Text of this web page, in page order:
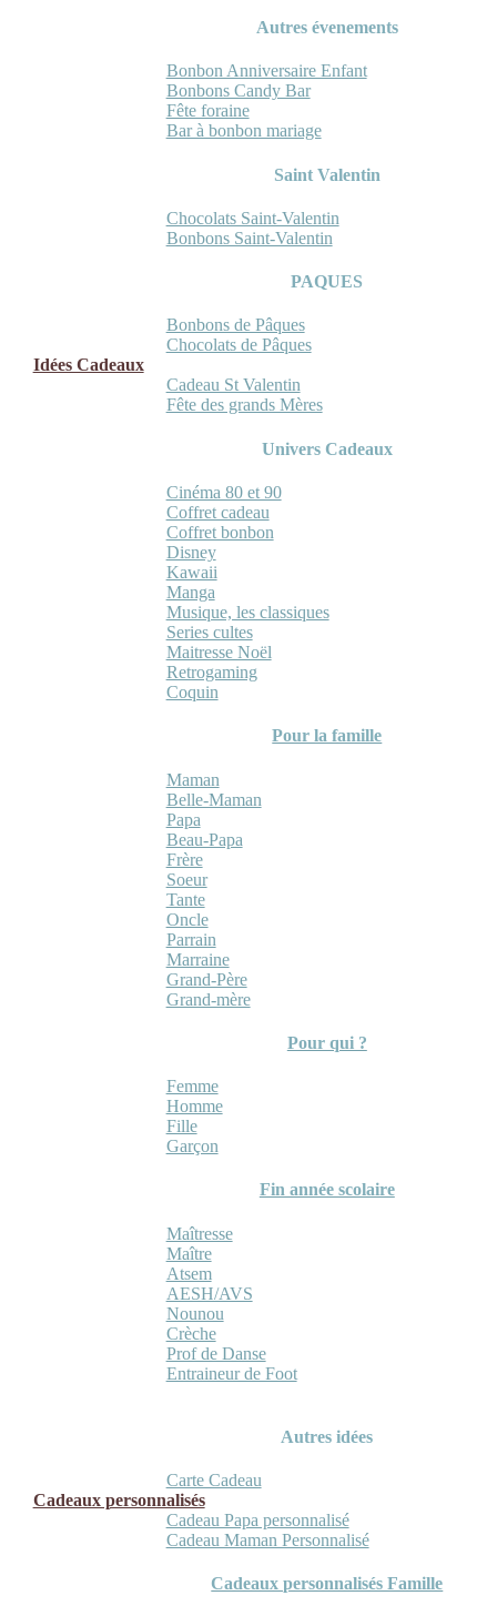
Autres évenements
Bonbon Anniversaire Enfant
Bonbons Candy Bar
Fête foraine
Bar à bonbon mariage
Saint Valentin
Chocolats Saint-Valentin
Bonbons Saint-Valentin
PAQUES
Bonbons de Pâques
Chocolats de Pâques
Idées Cadeaux
Cadeau St Valentin
Fête des grands Mères
Univers Cadeaux
Cinéma 80 et 90
Coffret cadeau
Coffret bonbon
Disney
Kawaii
Manga
Musique, les classiques
Series cultes
Maitresse Noël
Retrogaming
Coquin
Pour la famille
Maman
Belle-Maman
Papa
Beau-Papa
Frère
Soeur
Tante
Oncle
Parrain
Marraine
Grand-Père
Grand-mère
Pour qui ?
Femme
Homme
Fille
Garçon
Fin année scolaire
Maîtresse
Maître
Atsem
AESH/AVS
Nounou
Crèche
Prof de Danse
Entraineur de Foot
Autres idées
Carte Cadeau
Cadeaux personnalisés
Cadeau Papa personnalisé
Cadeau Maman Personnalisé
Cadeaux personnalisés Famille